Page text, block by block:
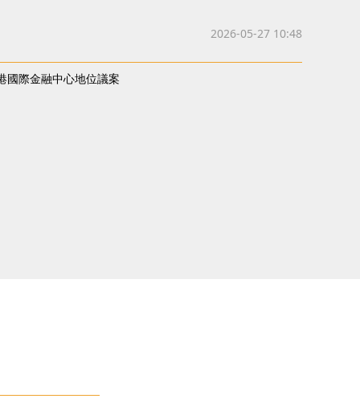
2026-05-27 10:48
國際金融中心地位議案